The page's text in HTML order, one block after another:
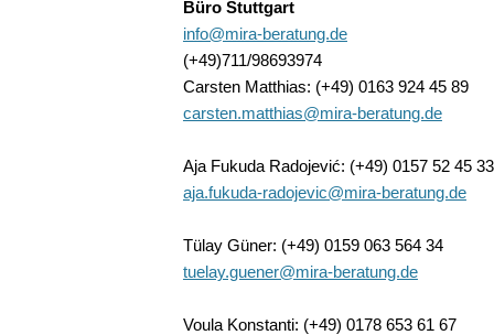
Büro Stuttgart
info@mira-beratung.de
(+49)711/98693974
Carsten Matthias: (+49) 0163 924 45 89
carsten.matthias@mira-beratung.de
Aja Fukuda Radojević: (+49) 0157 52 45
aja.fukuda-radojevic@mira-beratung.de
Tülay Güner: (+49) 0159 063 564 34
tuelay.guener@mira-beratung.de
Voula Konstanti: (+49) 0178 653 61 67